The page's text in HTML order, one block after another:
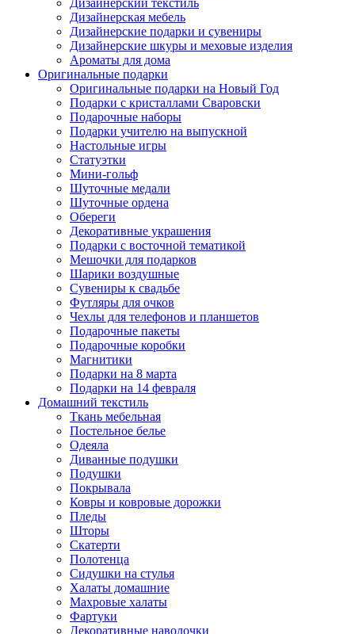
Дизайнерский текстиль
Дизайнерская мебель
Дизайнерские подарки и сувениры
Дизайнерские шкуры и меховые изделия
Ароматы для дома
Оригинальные подарки
Оригинальные подарки на Новый Год
Подарки с кристаллами Сваровски
Подарочные наборы
Подарки учителю на выпускной
Настольные игры
Статуэтки
Мини-гольф
Шуточные медали
Шуточные ордена
Обереги
Декоративные украшения
Подарки с восточной тематикой
Мешочки для подарков
Шарики воздушные
Сувениры к свадьбе
Футляры для очков
Чехлы для телефонов и планшетов
Подарочные пакеты
Подарочные коробки
Магнитики
Подарки на 8 марта
Подарки на 14 февраля
Домашний текстиль
Ткань мебельная
Постельное белье
Одеяла
Диванные подушки
Подушки
Покрывала
Ковры и ковровые дорожки
Пледы
Шторы
Скатерти
Полотенца
Сидушки на стулья
Халаты домашние
Махровые халаты
Фартуки
Декоративные наволочки